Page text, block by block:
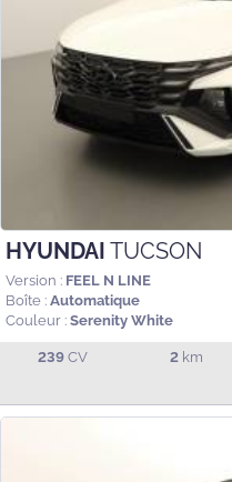
HYUNDAI TUCSON
Version : FEEL N LINE
Boîte : Automatique
Couleur : Serenity White
239 CV 2 km